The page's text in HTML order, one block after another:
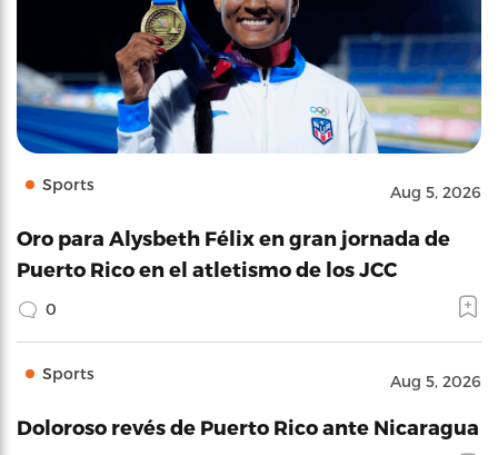
Sports Aug 5, 2026
Oro para Alysbeth Félix en gran jornada de
Puerto Rico en el atletismo de los JCC
0
Sports Aug 5, 2026
Doloroso revés de Puerto Rico ante Nicaragua